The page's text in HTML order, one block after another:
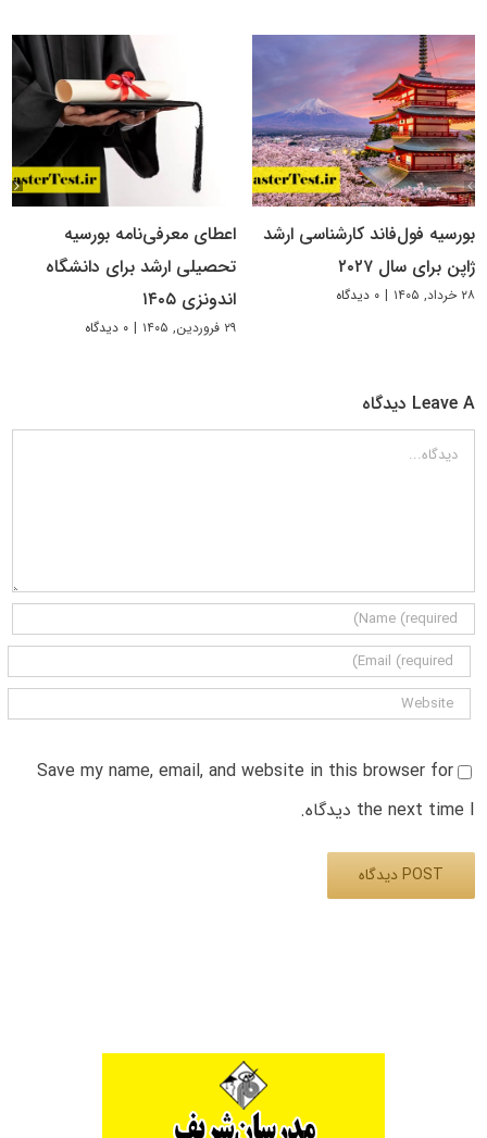
بورسیه فول‌فاند کارشناسی ارشد
ژاپن برای سال ۲۰۲۷
۲۸ خرداد, ۱۴۰۵ | ۰ دیدگاه
اعطای معرفی‌نامه بورسیه
تحصیلی ارشد برای دانشگاه
اندونزی ۱۴۰۵
۲۹ فروردین, ۱۴۰۵ | ۰ دیدگاه
Leave A دیدگاه
دیدگاه
Save my name, email, and website in this browser for
the next time I دیدگاه.